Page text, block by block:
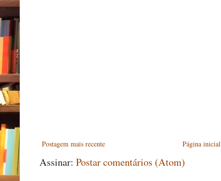
Postagem mais recente Página inicial
Assinar: Postar comentários (Atom)